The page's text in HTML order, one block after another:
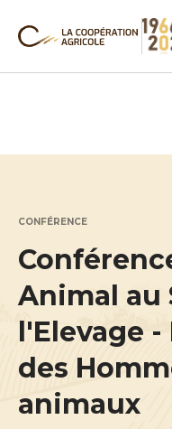
CONFÉRENCE
Animal au
l'Elevage -
des
animaux